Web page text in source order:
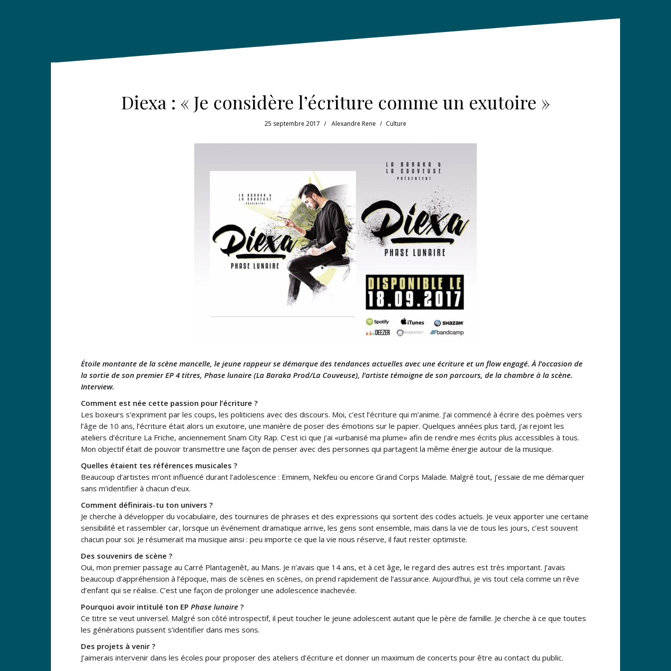
Diexa : « Je considère l’écriture comme un exutoire »
25 septembre 2017 Alexandre Rene Culture
Étoile montante de la scène mancelle, le jeune rappeur se démarque des tendances actuelles avec une écriture et un flow engagé. À l’occasion de
la sortie de son premier EP 4 titres, Phase lunaire (La Baraka Prod/La Couveuse), l’artiste témoigne de son parcours, de la chambre à la scène.
Interview.
Comment est née cette passion pour l’écriture ?
Les boxeurs s’expriment par les coups, les politiciens avec des discours. Moi, c’est l’écriture qui m’anime. J’ai commencé à écrire des poèmes vers
l’âge de 10 ans, l’écriture était alors un exutoire, une manière de poser des émotions sur le papier. Quelques années plus tard, j’ai rejoint les
ateliers d’écriture La Friche, anciennement Snam City Rap. C’est ici que j’ai «urbanisé ma plume» afin de rendre mes écrits plus accessibles à tous.
Mon objectif était de pouvoir transmettre une façon de penser avec des personnes qui partagent la même énergie autour de la musique.
Quelles étaient tes références musicales ?
Beaucoup d’artistes m’ont influencé durant l’adolescence : Eminem, Nekfeu ou encore Grand Corps Malade. Malgré tout, j’essaie de me démarquer
sans m’identifier à chacun d’eux.
Comment définirais-tu ton univers ?
Je cherche à développer du vocabulaire, des tournures de phrases et des expressions qui sortent des codes actuels. Je veux apporter une certaine
sensibilité et rassembler car, lorsque un événement dramatique arrive, les gens sont ensemble, mais dans la vie de tous les jours, c’est souvent
chacun pour soi. Je résumerait ma musique ainsi : peu importe ce que la vie nous réserve, il faut rester optimiste.
Des souvenirs de scène ?
Oui, mon premier passage au Carré Plantagenêt, au Mans. Je n’avais que 14 ans, et à cet âge, le regard des autres est très important. J’avais
beaucoup d’appréhension à l’époque, mais de scènes en scènes, on prend rapidement de l’assurance. Aujourd’hui, je vis tout cela comme un rêve
d’enfant qui se réalise. C’est une façon de prolonger une adolescence inachevée.
Pourquoi avoir intitulé ton EP Phase lunaire ?
Ce titre se veut universel. Malgré son côté introspectif, il peut toucher le jeune adolescent autant que le père de famille. Je cherche à ce que toutes
les générations puissent s’identifier dans mes sons.
Des projets à venir ?
J’aimerais intervenir dans les écoles pour proposer des ateliers d’écriture et donner un maximum de concerts pour être au contact du public.